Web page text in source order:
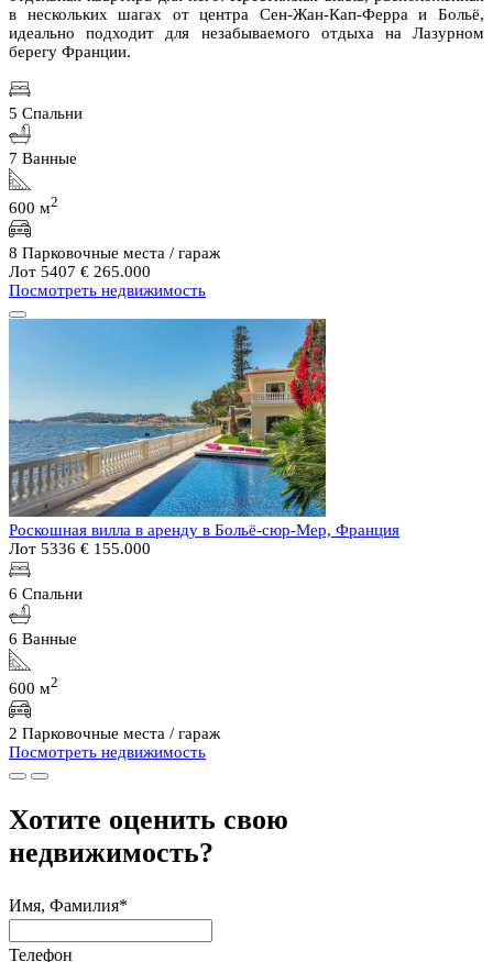
в нескольких шагах от центра Сен-Жан-Кап-Ферра и Больё,
идеально подходит для незабываемого отдыха на Лазурном
берегу Франции.
5 Спальни
7 Ванные
600 м2
8 Парковочные места / гараж
Лот 5407 € 265.000
Посмотреть недвижимость
Роскошная вилла в аренду в Больё-сюр-Мер, Франция
Лот 5336 € 155.000
6 Спальни
6 Ванные
600 м2
2 Парковочные места / гараж
Посмотреть недвижимость
Хотите оценить свою
недвижимость?
Имя, Фамилия*
Телефон